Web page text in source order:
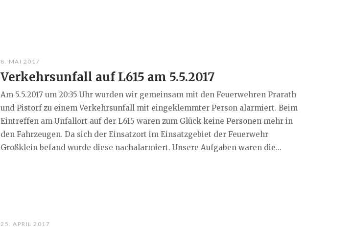
8. MAI 2017
Verkehrsunfall auf L615 am 5.5.2017
Am 5.5.2017 um 20:35 Uhr wurden wir gemeinsam mit den Feuerwehren Prarath
und Pistorf zu einem Verkehrsunfall mit eingeklemmter Person alarmiert. Beim
Eintreffen am Unfallort auf der L615 waren zum Glück keine Personen mehr in
den Fahrzeugen. Da sich der Einsatzort im Einsatzgebiet der Feuerwehr
Großklein befand wurde diese nachalarmiert. Unsere Aufgaben waren die...
25. APRIL 2017